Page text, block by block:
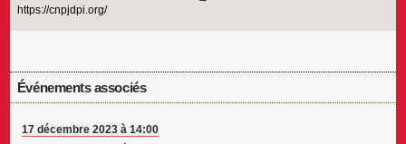
https://cnpjdpi.org/
Événements associés
17 décembre 2023 à 14:00